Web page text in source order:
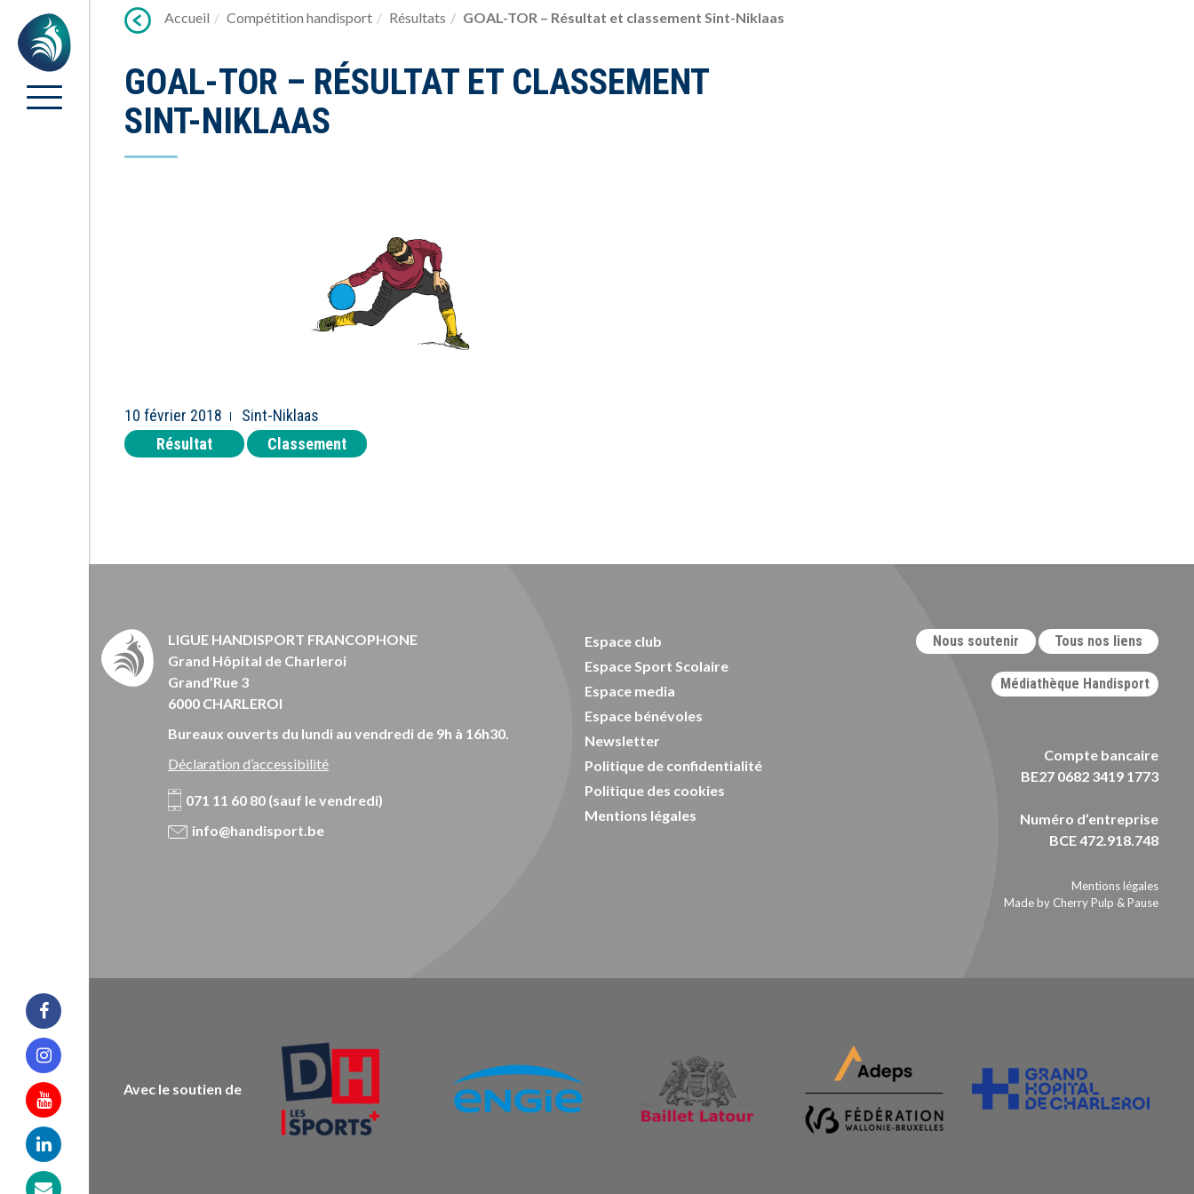
Facebook
Instagram
Youtube
Linkedin
Accueil Compétition handisport Résultats GOAL-TOR – Résultat et classement Sint-Niklaas
GOAL-TOR – RÉSULTAT ET CLASSEMENT
SINT-NIKLAAS
10 février 2018
Sint-Niklaas
Résultat
Classement
LIGUE HANDISPORT FRANCOPHONE
Grand Hôpital de Charleroi
Grand’Rue 3
6000 CHARLEROI
Bureaux ouverts du lundi au vendredi de 9h à 16h30.
Déclaration d’accessibilité
071 11 60 80 (sauf le vendredi)
info@handisport.be
Espace club
Espace Sport Scolaire
Espace media
Espace bénévoles
Newsletter
Politique de confidentialité
Politique des cookies
Mentions légales
Nous soutenir Tous nos liens
Médiathèque Handisport
Compte bancaire
BE27 0682 3419 1773
Numéro d’entreprise
BCE 472.918.748
Mentions légales
Made by Cherry Pulp & Pause
Avec le soutien de